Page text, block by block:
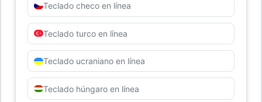
Teclado checo en línea
Teclado turco en línea
Teclado ucraniano en línea
Teclado húngaro en línea